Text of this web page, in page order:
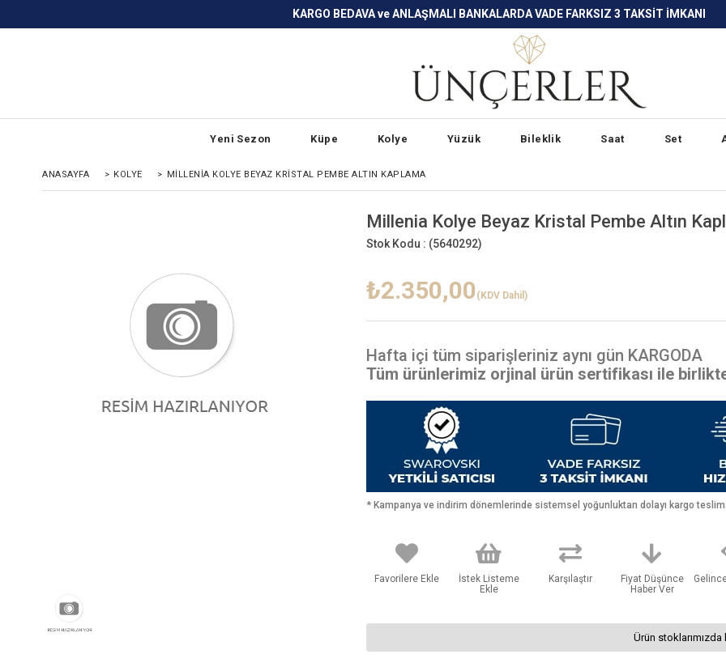
KARGO BEDAVA ve ANLAŞMALI BANKALARDA VADE FARKSIZ 3 TAKSİT İMKANI
Yeni Sezon Küpe Kolye Yüzük Bileklik Saat Set
ANASAYFA > KOLYE > MILLENIA KOLYE BEYAZ KRISTAL PEMBE ALTIN KAPLAMA
Millenia Kolye Beyaz Kristal Pembe Altın
Stok Kodu : (5640292)
₺2.350,00 (KDV Dahil)
Hafta içi tüm siparişleriniz aynı gün KARGODA
Tüm ürünlerimiz orjinal ürün sertifikası ile
* Kampanya ve indirim dönemlerinde sistemsel yoğunluktan dolayı kargo
Favorilere Ekle
İstek Listeme
Ekle
Karşılaştır
Fiyat Düşünce
Haber Ver
Ürün stoklarımızda